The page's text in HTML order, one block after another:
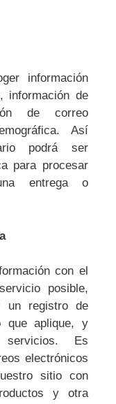
información
información de
de correo
Así
podrá ser
para procesar
entrega o
con el
posible,
un registro de
que aplique, y
servicios. Es
electrónicos
sitio con
y otra